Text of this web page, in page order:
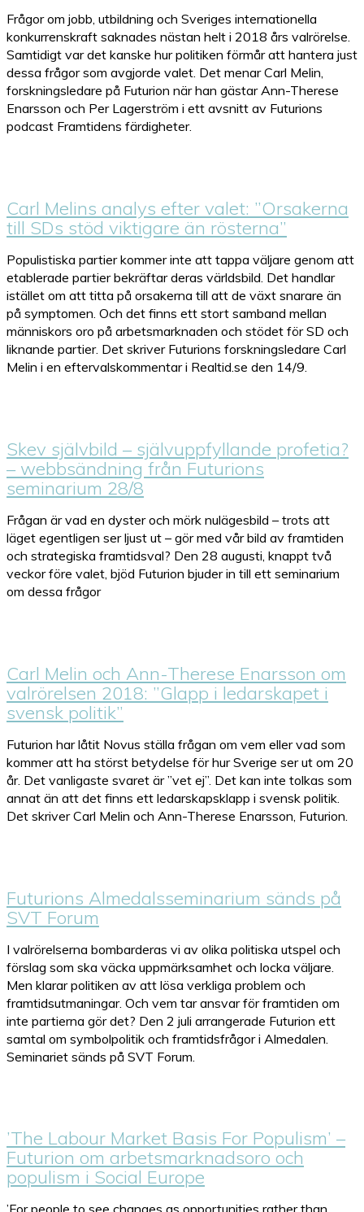
Frågor om jobb, utbildning och Sveriges internationella
konkurrenskraft saknades nästan helt i 2018 års valrörelse.
Samtidigt var det kanske hur politiken förmår att hantera just
dessa frågor som avgjorde valet. Det menar Carl Melin,
forskningsledare på Futurion när han gästar Ann-Therese
Enarsson och Per Lagerström i ett avsnitt av Futurions
podcast Framtidens färdigheter.
Carl Melins analys efter valet: ”Orsakerna
till SDs stöd viktigare än rösterna”
Populistiska partier kommer inte att tappa väljare genom att
etablerade partier bekräftar deras världsbild. Det handlar
istället om att titta på orsakerna till att de växt snarare än
på symptomen. Och det finns ett stort samband mellan
människors oro på arbetsmarknaden och stödet för SD och
liknande partier. Det skriver Futurions forskningsledare Carl
Melin​ i en eftervalskommentar i Realtid.se​ den 14/9.
Skev självbild – självuppfyllande profetia?
– webbsändning från Futurions
seminarium 28/8
Frågan är vad en dyster och mörk nulägesbild – trots att
läget egentligen ser ljust ut – gör med vår bild av framtiden
och strategiska framtidsval? Den 28 augusti, knappt två
veckor före valet, bjöd Futurion bjuder in till ett seminarium
om dessa frågor
Carl Melin och Ann-Therese Enarsson om
valrörelsen 2018: ”Glapp i ledarskapet i
svensk politik”
Futurion har låtit Novus ställa frågan om vem eller vad som
kommer att ha störst betydelse för hur Sverige ser ut om 20
år. Det vanligaste svaret är ”vet ej”. Det kan inte tolkas som
annat än att det finns ett ledarskapsklapp i svensk politik.
Det skriver Carl Melin och Ann-Therese Enarsson, Futurion.
Futurions Almedalsseminarium sänds på
SVT Forum
I valrörelserna bombarderas vi av olika politiska utspel och
förslag som ska väcka uppmärksamhet och locka väljare.
Men klarar politiken av att lösa verkliga problem och
framtidsutmaningar. Och vem tar ansvar för framtiden om
inte partierna gör det? Den 2 juli arrangerade Futurion ett
samtal om symbolpolitik och framtidsfrågor i Almedalen.
Seminariet sänds på SVT Forum.
’The Labour Market Basis For Populism’ –
Futurion om arbetsmarknadsoro och
populism i Social Europe